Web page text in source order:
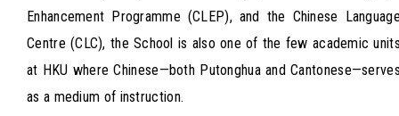
Enhancement Programme (CLEP), and the Chinese
Centre (CLC), the School is also one of the few academic
at HKU where Chinese—both Putonghua and
as a medium of instruction.